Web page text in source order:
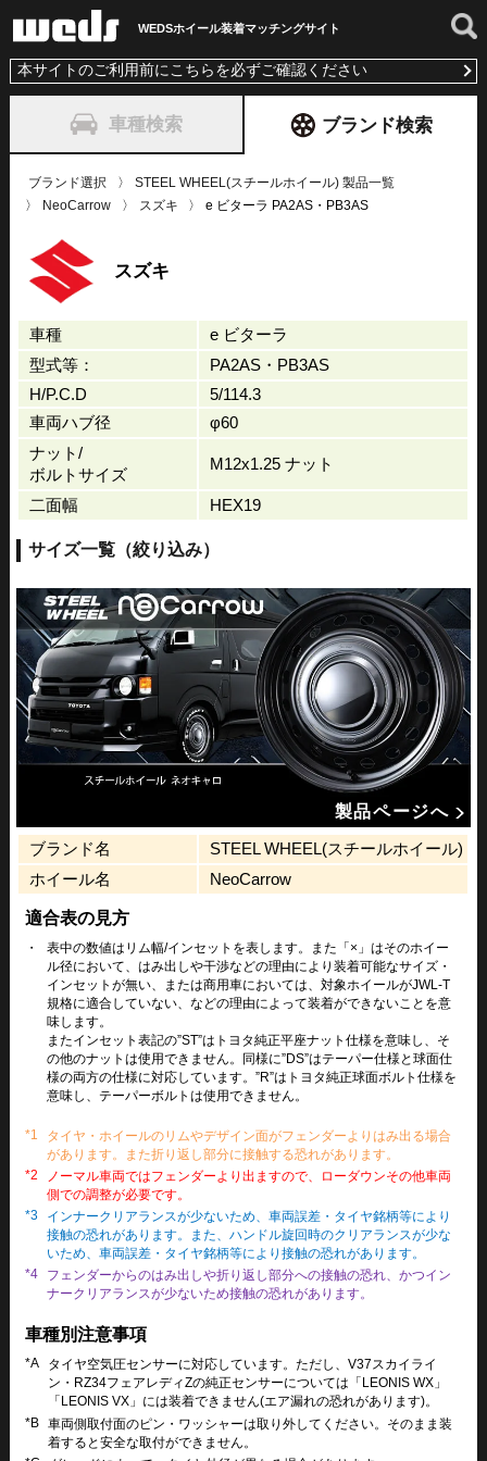
WEDSホイール装着マッチングサイト
本サイトのご利用前にこちらを必ずご確認ください
車種検索 ブランド検索
ブランド選択
STEEL WHEEL(スチールホイール) 製品一覧
NeoCarrow
スズキ e ビターラ PA2AS・PB3AS
スズキ
車種
e ビターラ
型式等：
PA2AS・PB3AS
H/P.C.D
5/114.3
車両ハブ径
φ60
ナット/
ボルトサイズ
M12x1.25 ナット
二面幅 HEX19
サイズ一覧（絞り込み）
製品ページへ
ブランド名
STEEL WHEEL(スチールホイール)
ホイール名
NeoCarrow
適合表の見方
・
表中の数値はリム幅/インセットを表します。また「×」はそのホイー
ル径において、はみ出しや干渉などの理由により装着可能なサイズ・
インセットが無い、または商用車においては、対象ホイールがJWL-T
規格に適合していない、などの理由によって装着ができないことを意
味します。
またインセット表記の”ST”はトヨタ純正平座ナット仕様を意味し、そ
の他のナットは使用できません。同様に”DS”はテーパー仕様と球面仕
様の両方の仕様に対応しています。”R”はトヨタ純正球面ボルト仕様を
意味し、テーパーボルトは使用できません。
*1
タイヤ・ホイールのリムやデザイン面がフェンダーよりはみ出る場合
があります。また折り返し部分に接触する恐れがあります。
*2
ノーマル車両ではフェンダーより出ますので、ローダウンその他車両
側での調整が必要です。
*3
インナークリアランスが少ないため、車両誤差・タイヤ銘柄等により
接触の恐れがあります。また、ハンドル旋回時のクリアランスが少な
いため、車両誤差・タイヤ銘柄等により接触の恐れがあります。
*4
フェンダーからのはみ出しや折り返し部分への接触の恐れ、かつイン
ナークリアランスが少ないため接触の恐れがあります。
車種別注意事項
*A
タイヤ空気圧センサーに対応しています。ただし、V37スカイライ
ン・RZ34フェアレディZの純正センサーについては「LEONIS WX」
「LEONIS VX」には装着できません(エア漏れの恐れがあります)。
*B 車両側取付面のピン・ワッシャーは取り外してください。そのまま装
着すると安全な取付ができません。